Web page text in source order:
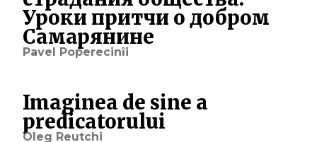
Уроки притчи о добром
Cамарянине
Pavel Poperecinîi
Imaginea de sine a
predicatorului
Oleg Reutchi